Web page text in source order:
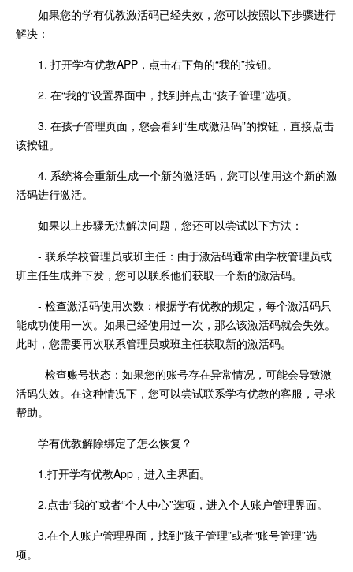
如果您的学有优教激活码已经失效，您可以按照以下步骤进行
解决：
1. 打开学有优教APP，点击右下角的“我的”按钮。
2. 在“我的”设置界面中，找到并点击“孩子管理”选项。
3. 在孩子管理页面，您会看到“生成激活码”的按钮，直接点击
该按钮。
4. 系统将会重新生成一个新的激活码，您可以使用这个新的激
活码进行激活。
如果以上步骤无法解决问题，您还可以尝试以下方法：
- 联系学校管理员或班主任：由于激活码通常由学校管理员或
班主任生成并下发，您可以联系他们获取一个新的激活码。
- 检查激活码使用次数：根据学有优教的规定，每个激活码只
能成功使用一次。如果已经使用过一次，那么该激活码就会失效。
此时，您需要再次联系管理员或班主任获取新的激活码。
- 检查账号状态：如果您的账号存在异常情况，可能会导致激
活码失效。在这种情况下，您可以尝试联系学有优教的客服，寻求
帮助。
学有优教解除绑定了怎么恢复？
1.打开学有优教App，进入主界面。
2.点击“我的”或者“个人中心”选项，进入个人账户管理界面。
3.在个人账户管理界面，找到“孩子管理”或者“账号管理”选
项。